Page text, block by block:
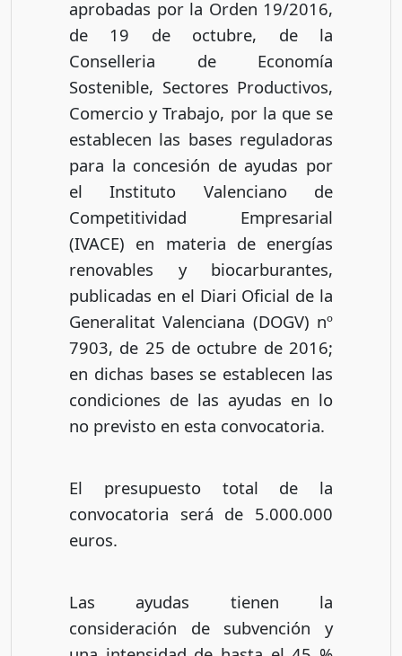
aprobadas por la Orden 19/2016,
de 19 de octubre, de la
Conselleria de Economía
Sostenible, Sectores Productivos,
Comercio y Trabajo, por la que se
establecen las bases reguladoras
para la concesión de ayudas por
el Instituto Valenciano de
Competitividad Empresarial
(IVACE) en materia de energías
renovables y biocarburantes,
publicadas en el Diari Oficial de la
Generalitat Valenciana (DOGV) nº
7903, de 25 de octubre de 2016;
en dichas bases se establecen las
condiciones de las ayudas en lo
no previsto en esta convocatoria.
El presupuesto total de la
convocatoria será de 5.000.000
euros.
Las ayudas tienen la
consideración de subvención y